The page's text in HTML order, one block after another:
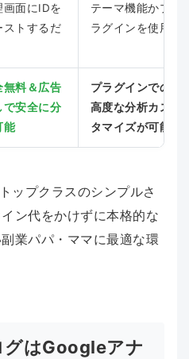
画面にIDを
ストするだ
テーマ機能かプ
ラグインを使用
無料＆広告
で安全に分
能
プラグインでの
高度な分析カス
タマイズが可能
ップクラスのシンプルさ
ン代をかけずに本格的な
業パパ・ママに最適な環
グはGoogleアナ